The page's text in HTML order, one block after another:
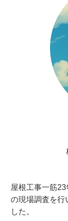
屋根工事一筋
の現場調査を行
した。